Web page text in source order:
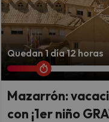
Quedan 1 día 12 horas
Mazarrón:
con ¡1er niño